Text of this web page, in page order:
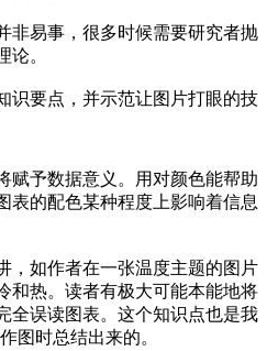
非易事，很多时候需要研究者抛
论。
识要点，并示范让图片打眼的技
赋予数据意义。用对颜色能帮助
表的配色某种程度上影响着信息
，如作者在一张温度主题的图片
和热。读者有极大可能本能地将
全误读图表。这个知识点也是我
图时总结出来的。